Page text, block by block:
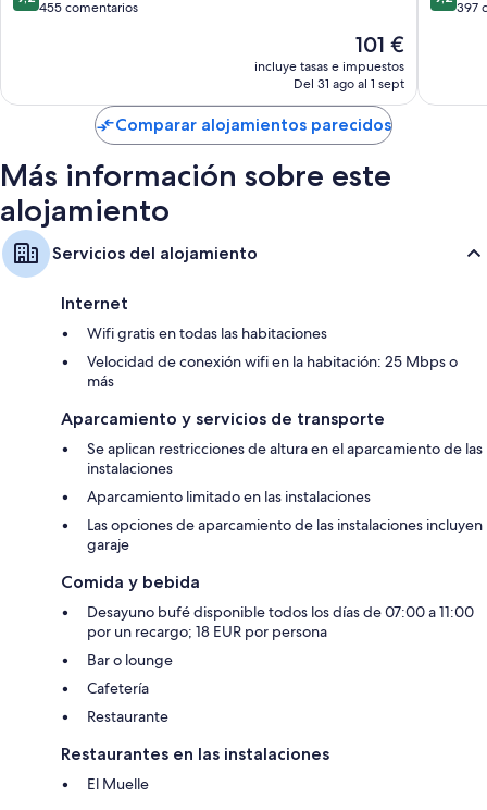
sobre455 comentarios
El
precio
actual
de
101 €
101 €
incluye tasas e impuestos
Del 31 ago al 1 sept
San
sobre397
Comparar alojamientos parecidos
Más información sobre este
alojamiento
Servicios del alojamiento
Internet
Wifi gratis en todas las habitaciones
Velocidad de conexión wifi en la habitación: 25 Mbps o
más
Aparcamiento y servicios de transporte
Se aplican restricciones de altura en el aparcamiento de las
instalaciones
Aparcamiento limitado en las instalaciones
Las opciones de aparcamiento de las instalaciones incluyen
garaje
Comida y bebida
Desayuno bufé disponible todos los días de 07:00 a 11:00
por un recargo; 18 EUR por persona
Bar o lounge
Cafetería
Restaurante
Restaurantes en las instalaciones
El Muelle